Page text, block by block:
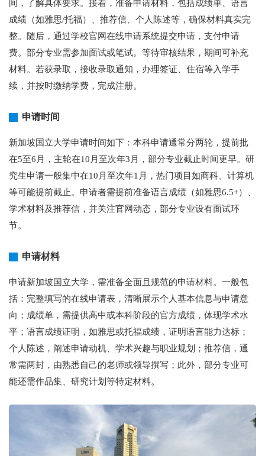
间，了解具体要求。接着，准备申请材料，包括成绩单、语言
成绩（如雅思/托福）、推荐信、个人陈述等，确保材料真实完
整。随后，通过学校官网在线申请系统提交申请，支付申请
费。部分专业需参加面试或笔试。等待审核结果，期间可补充
材料。若获录取，接收录取通知，办理签证、住宿等入学手
续，并按时缴纳学费，完成注册。
申请时间
新加坡国立大学申请时间如下：本科申请通常分两轮，提前批
在5至6月，主轮在10月至次年3月，部分专业截止时间更早。研
究生申请一般集中在10月至次年1月，热门项目如商科、计算机
等可能提前截止。申请者需提前准备语言成绩（如雅思6.5+）、
学术材料及推荐信，并关注官网动态，部分专业设有面试环
节。
申请材料
申请新加坡国立大学，需准备全面且规范的申请材料。一般包
括：完整填写的在线申请表，清晰展示个人基本信息与申请意
向；成绩单，需提供高中或本科阶段的官方成绩，体现学术水
平；语言成绩证明，如雅思或托福成绩，证明语言能力达标；
个人陈述，阐述申请动机、学术兴趣与职业规划；推荐信，通
常需两封，由熟悉自己的老师或领导撰写；此外，部分专业可
能还需作品集、研究计划等特定材料。